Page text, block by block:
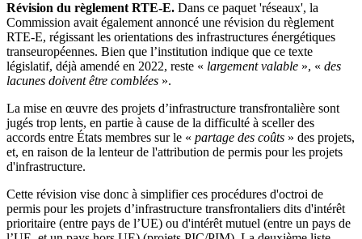
Révision du règlement RTE-E. Dans ce paquet 'réseaux', la
Commission avait également annoncé une révision du règlement
RTE-E, régissant les orientations des infrastructures énergétiques
transeuropéennes. Bien que l’institution indique que ce texte
législatif, déjà amendé en 2022, reste « largement valable », « des
lacunes doivent être comblées ».
La mise en œuvre des projets d’infrastructure transfrontalière sont
jugés trop lents, en partie à cause de la difficulté à sceller des
accords entre États membres sur le « partage des coûts » des projets,
et, en raison de la lenteur de l'attribution de permis pour les projets
d'infrastructure.
Cette révision vise donc à simplifier ces procédures d'octroi de
permis pour les projets d’infrastructure transfrontaliers dits d'intérêt
prioritaire (entre pays de l’UE) ou d'intérêt mutuel (entre un pays de